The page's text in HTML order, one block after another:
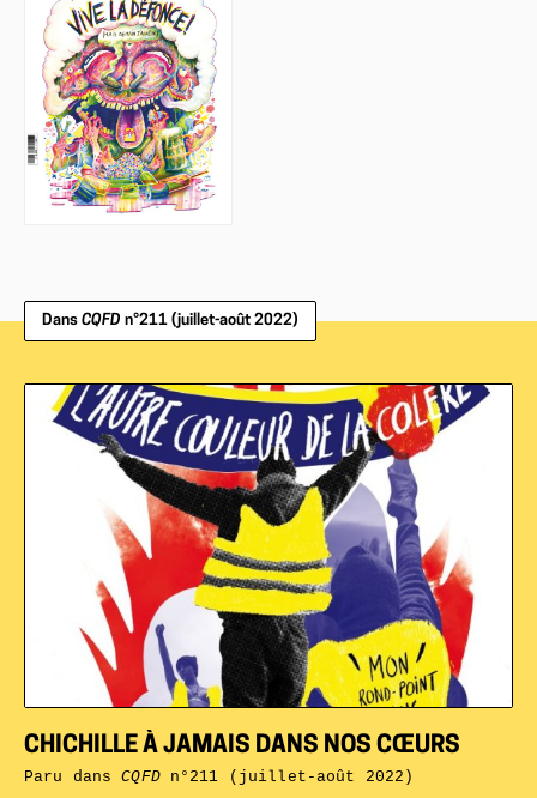
Dans CQFD n°211 (juillet-août 2022)
CHICHILLE À JAMAIS DANS NOS CŒURS
Paru dansCQFDn°211 (juillet-août 2022)